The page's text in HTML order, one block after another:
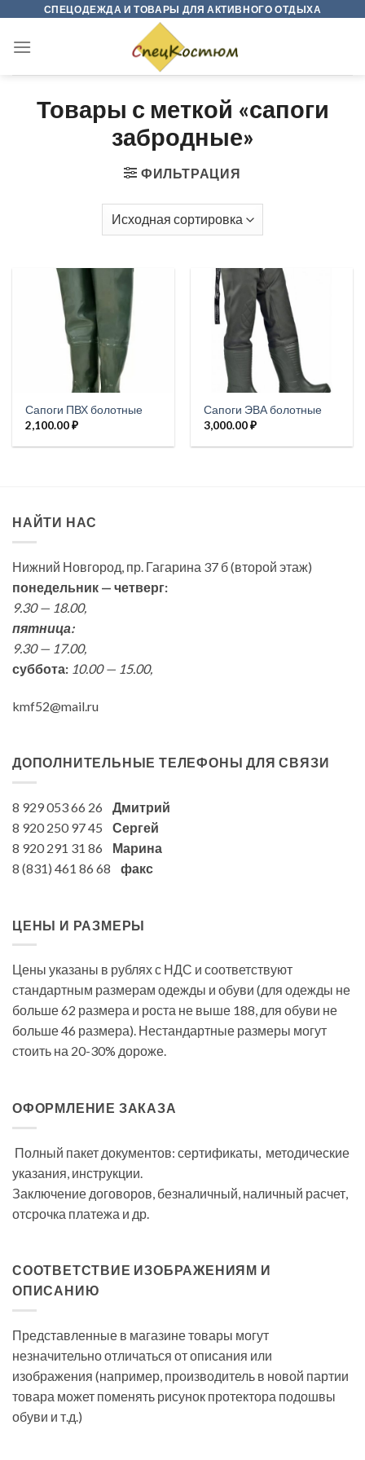
content
СПЕЦОДЕЖДА И ТОВАРЫ ДЛЯ АКТИВНОГО ОТДЫХА
Товары с меткой «сапоги
забродные»
ФИЛЬТРАЦИЯ
Сапоги ПВХ болотные
2,100.00₽
Сапоги ЭВА болотные
3,000.00₽
НАЙТИ НАС
Нижний Новгород, пр. Гагарина 37 б (второй этаж)
понедельник — четверг:
9.30 — 18.00,
пятница:
9.30 — 17.00,
суббота: 10.00 — 15.00,
kmf52@mail.ru
ДОПОЛНИТЕЛЬНЫЕ ТЕЛЕФОНЫ ДЛЯ СВЯЗИ
8 929 053 66 26 Дмитрий
8 920 250 97 45 Сергей
8 920 291 31 86 Марина
8 (831) 461 86 68 факс
ЦЕНЫ И РАЗМЕРЫ
Цены указаны в рублях с НДС и соответствуют
стандартным размерам одежды и обуви (для одежды не
больше 62 размера и роста не выше 188, для обуви не
больше 46 размера). Нестандартные размеры могут
стоить на 20-30% дороже.
ОФОРМЛЕНИЕ ЗАКАЗА
Полный пакет документов: сертификаты, методические
указания, инструкции.
Заключение договоров, безналичный, наличный расчет,
отсрочка платежа и др.
СООТВЕТСТВИЕ ИЗОБРАЖЕНИЯМ И
ОПИСАНИЮ
Представленные в магазине товары могут
незначительно отличаться от описания или
изображения (например, производитель в новой партии
товара может поменять рисунок протектора подошвы
обуви и т.д.)